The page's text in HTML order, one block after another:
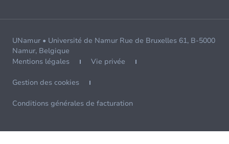
UNamur • Université de Namur Rue de Bruxelles 61, B-5000
Namur, Belgique
Mentions légales
Vie privée
Gestion des cookies
Conditions générales de facturation